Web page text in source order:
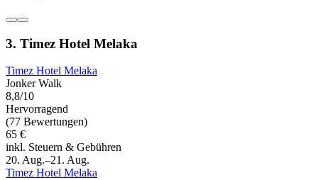
3. Timez Hotel Melaka
Timez Hotel Melaka
Jonker Walk
8,8/10
Hervorragend
(77 Bewertungen)
65 €
inkl. Steuern & Gebühren
20. Aug.–21. Aug.
Timez Hotel Melaka